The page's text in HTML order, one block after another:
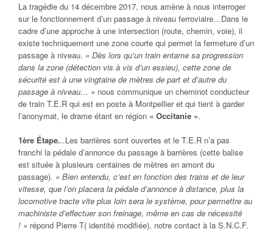
La tragédie du 14 décembre 2017, nous amène à nous interroger
sur le fonctionnement d’un passage à niveau ferroviaire…Dans le
cadre d’une approche à une intersection (route, chemin, voie), il
existe techniquement une zone courte qui permet la fermeture d’un
passage à niveau. « Dès lors qu’un train entame sa progression
dans la zone (détection vis à vis d’un essieu), cette zone de
sécurité est à une vingtaine de mètres de part et d’autre du
passage à niveau… » nous communique un cheminot conducteur
de train T.E.R qui est en poste à Montpellier et qui tient à garder
l’anonymat, le drame étant en région « Occitanie ».
1ère Étape...Les barrières sont ouvertes et le T.E.R n’a pas
franchi la pédale d’annonce du passage à barrières (cette balise
est située à plusieurs centaines de mètres en amont du
passage). « Bien entendu, c’est en fonction des trains et de leur
vitesse, que l’on placera la pédale d’annonce à distance, plus la
locomotive tracte vite plus loin sera le système, pour permettre au
machiniste d’effectuer son freinage, même en cas de nécessité
! » répond Pierre T( identité modifiée), notre contact à la S.N.C.F.